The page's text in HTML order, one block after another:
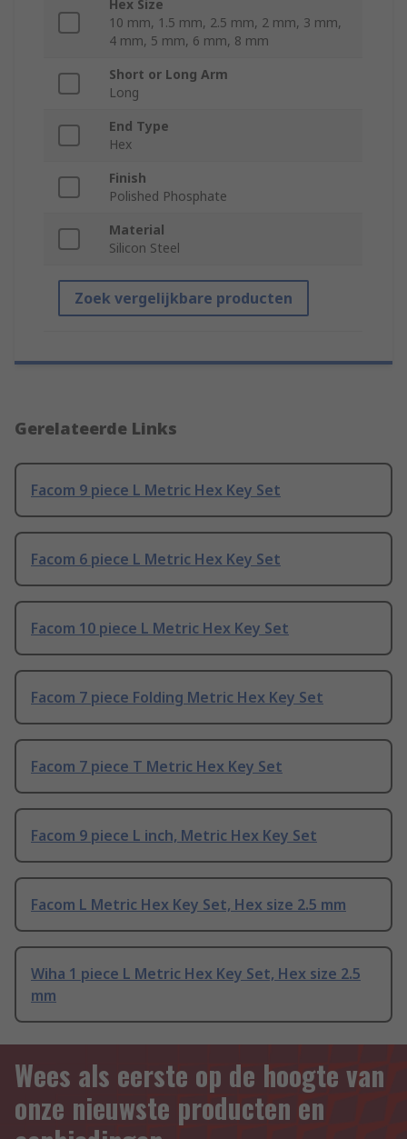
Hex Size
10 mm, 1.5 mm, 2.5 mm, 2 mm, 3 mm,
4 mm, 5 mm, 6 mm, 8 mm
Short or Long Arm
Long
End Type
Hex
Finish
Polished Phosphate
Material
Silicon Steel
Zoek vergelijkbare producten
Gerelateerde Links
Facom 9 piece L Metric Hex Key Set
Facom 6 piece L Metric Hex Key Set
Facom 10 piece L Metric Hex Key Set
Facom 7 piece Folding Metric Hex Key Set
Facom 7 piece T Metric Hex Key Set
Facom 9 piece L inch, Metric Hex Key Set
Facom L Metric Hex Key Set, Hex size 2.5 mm
Wiha 1 piece L Metric Hex Key Set, Hex size 2.5
mm
Wees als eerste op de hoogte van
onze nieuwste producten en